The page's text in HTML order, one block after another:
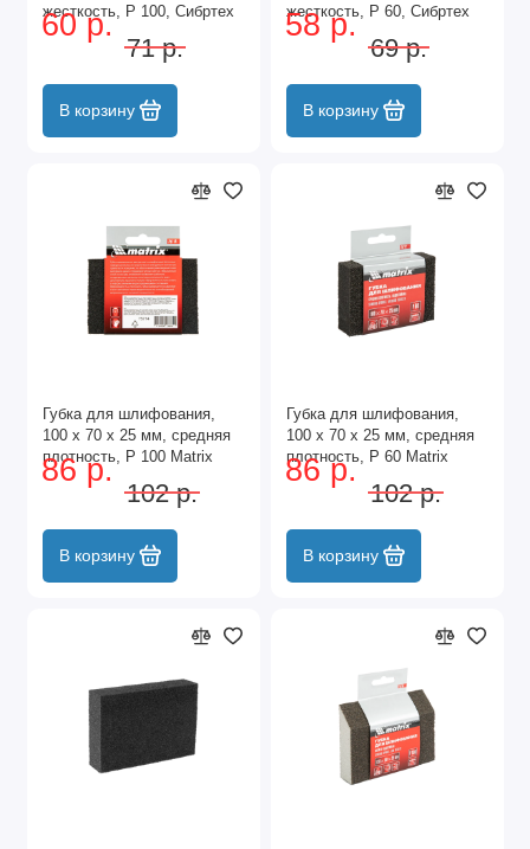
жесткость, P 100, Сибртех
60 р.
71 р.
В корзину
жесткость, P 60, Сибртех
58 р.
69 р.
В корзину
Губка для шлифования,
100 х 70 х 25 мм, средняя
плотность, P 100 Matrix
86 р.
102 р.
В корзину
Губка для шлифования,
100 х 70 х 25 мм, средняя
плотность, P 60 Matrix
86 р.
102 р.
В корзину